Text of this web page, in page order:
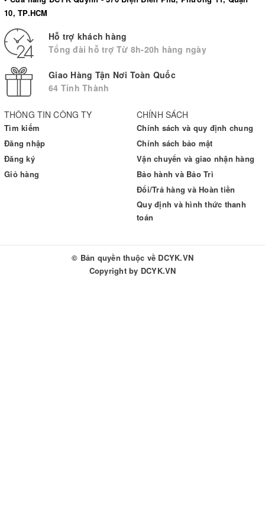
Bộ sản phẩm:
✅Chú ý
Ghi ngày mở nắp lọ que thử để kiểm soát thời gian sử dụng,
không quá 3 tháng kể từ ngày mở nắp.
Không sử dụng lại (kim chỉ dùng 1 lần) và loại bỏ kim trích máu
theo quy định an toàn.
Tuyệt đối không dùng lại kim lấy máu đã sử dụng bởi người
khác
Không để lại kim trong bút.
Nếu nắp đậy bút bị lỏng hoặc hỏng, vui lòng không sử dụng.
THÔNG TIN CÔNG TY
Tìm kiếm
Đăng nhập
Đăng ký
Giỏ hàng
CHÍNH SÁCH
Chính sách và quy định chung
Chính sách bảo mật
Vận chuyển và giao nhận hàng
Bảo hành và Bảo Trì
Đổi/Trả hàng và Hoàn tiền
Quy định và hình thức thanh
toán
10, TP.HCM
Hỗ trợ khách hàng
Tổng đài hỗ trợ Từ 8h-20h hàng ngày
Giao Hàng Tận Nơi Toàn Quốc
64 Tỉnh Thành
© Bản quyền thuộc về DCYK.VN
Copyright by DCYK.VN